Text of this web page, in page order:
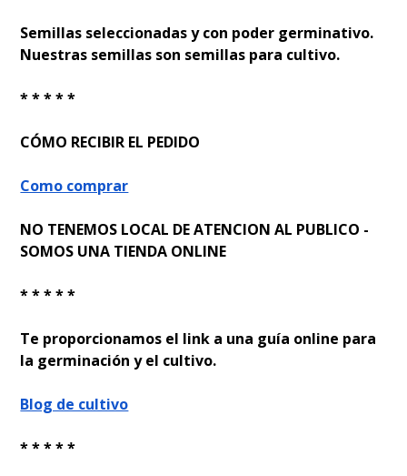
Semillas seleccionadas y con poder germinativo.
Nuestras semillas son semillas para cultivo.
* * * * *
CÓMO RECIBIR EL PEDIDO
Como comprar
NO TENEMOS LOCAL DE ATENCION AL PUBLICO -
SOMOS UNA TIENDA ONLINE
* * * * *
Te proporcionamos el link a una guía online para
la germinación y el cultivo.
Blog de cultivo
* * * * *